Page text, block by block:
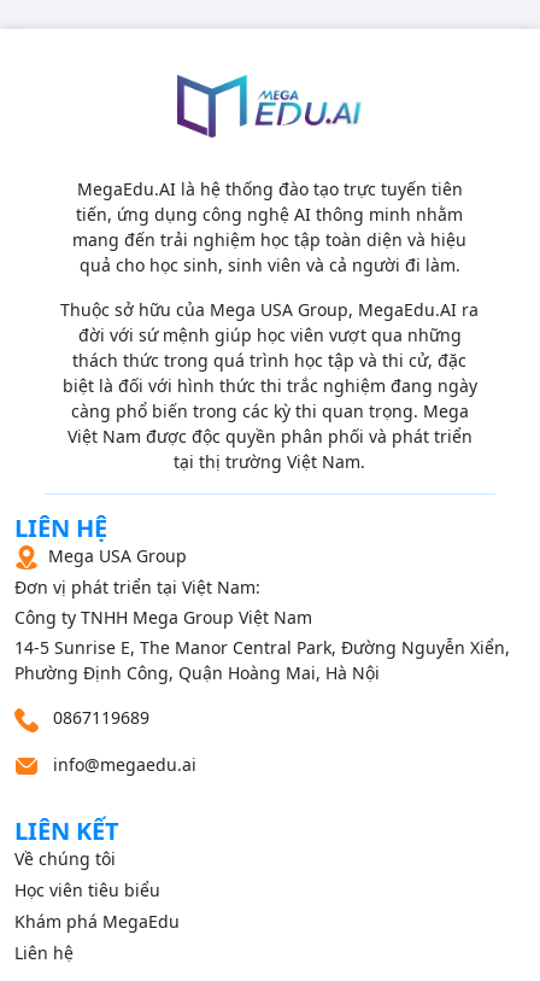
MegaEdu.AI là hệ thống đào tạo trực tuyến tiên
tiến, ứng dụng công nghệ AI thông minh nhằm
mang đến trải nghiệm học tập toàn diện và hiệu
quả cho học sinh, sinh viên và cả người đi làm.
Thuộc sở hữu của Mega USA Group, MegaEdu.AI ra
đời với sứ mệnh giúp học viên vượt qua những
thách thức trong quá trình học tập và thi cử, đặc
biệt là đối với hình thức thi trắc nghiệm đang ngày
càng phổ biến trong các kỳ thi quan trọng. Mega
Việt Nam được độc quyền phân phối và phát triển
tại thị trường Việt Nam.
LIÊN HỆ
Mega USA Group
Đơn vị phát triển tại Việt Nam:
Công ty TNHH Mega Group Việt Nam
14‑5 Sunrise E, The Manor Central Park, Đường Nguyễn Xiển,
Phường Định Công, Quận Hoàng Mai, Hà Nội
0867119689
info@megaedu.ai
LIÊN KẾT
Về chúng tôi
Học viên tiêu biểu
Khám phá MegaEdu
Liên hệ